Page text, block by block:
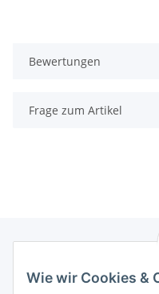
Wie wir Cookies &
Bewertungen
Frage zum Artikel
Zahlungsmöglichkeiten